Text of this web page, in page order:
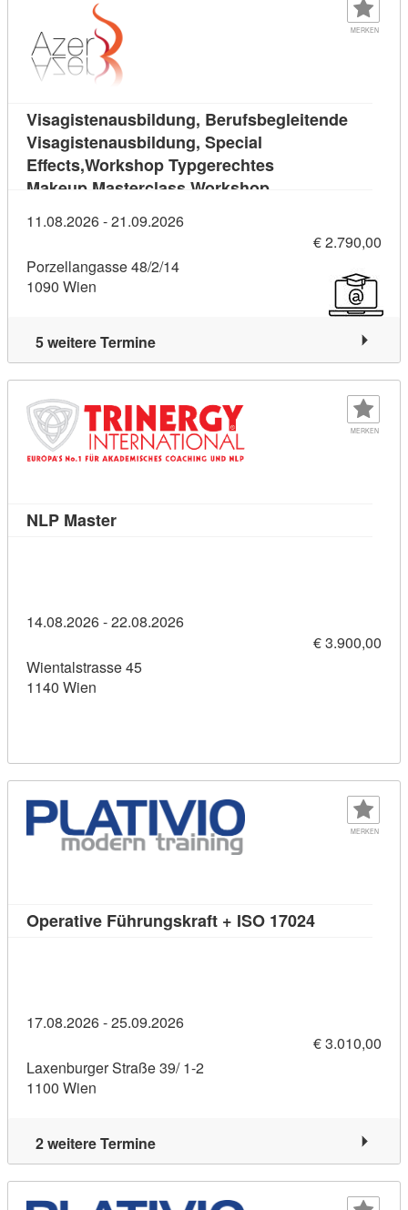
MERKEN
Visagistenausbildung, Berufsbegleitende
Visagistenausbildung, Special
Effects,Workshop Typgerechtes
Makeup,Masterclass WorkshopKursdetail:
11.08.2026 - 21.09.2026
€ 2.790,00
Porzellangasse 48/2/14
1090 Wien
5 weitere Termine
MERKEN
NLP MasterKursdetail: NLP Master (1884536)
14.08.2026 - 22.08.2026
€ 3.900,00
Wientalstrasse 45
1140 Wien
MERKEN
Operative Führungskraft + ISO 17024Kursdetail:
17.08.2026 - 25.09.2026
€ 3.010,00
Laxenburger Straße 39/ 1-2
1100 Wien
2 weitere Termine